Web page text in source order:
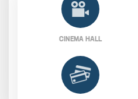
CINEMA HALL